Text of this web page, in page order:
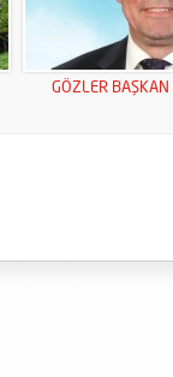
GÖZLER BAŞKAN